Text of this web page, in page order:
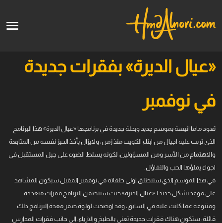
الرئيسية
قالو عنا
الدورات
قريبا
English
«عيال الديرة» بفقرات جديدة
في نوفمبر
تعود ماما انيسة بموسم جديد وبحلة جديدة في برنامجها «عيال الديرة» هذا البرنامج
الذي تربت عليه اجيال من ابناء الكويت منذ زمن، ولايزال يأخذ الحيز نفسه من المتابعة
والاهتمام من الأسر ومن المسؤولين، لكونه يسلط الضوء على جيل المستقبل في
اجواء يملؤها الحب والتفاؤل.
في هذا الموسم الذي ستنطلق اولى حلقاته في نوفمبر المقبل سيكون المشاهد
على موعد بشكل جديد لـ«عيال الديرة» حيث سيتضمن البرنامج فقرات متعددة
ومتنوعة عما كانت عليه في السابق، وقد اوضحت لولوة صفر معدة البرنامج ذلك
قائلة: ستكون هناك فقرات جديدة تعنى بالطبخ والازياء، الى جانب فقرات المدارس